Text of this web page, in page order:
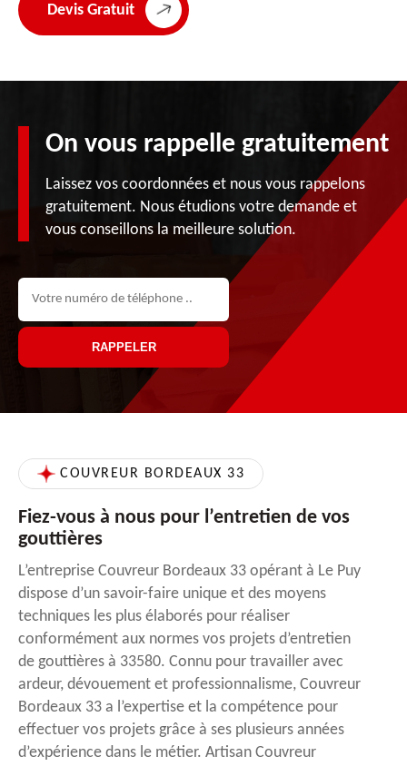
Devis Gratuit
On vous rappelle gratuitement
Laissez vos coordonnées et nous vous rappelons
gratuitement. Nous étudions votre demande et
vous conseillons la meilleure solution.
COUVREUR BORDEAUX 33
Fiez-vous à nous pour l’entretien de vos
gouttières
L’entreprise Couvreur Bordeaux 33 opérant à Le Puy
dispose d’un savoir-faire unique et des moyens
techniques les plus élaborés pour réaliser
conformément aux normes vos projets d’entretien
de gouttières à 33580. Connu pour travailler avec
ardeur, dévouement et professionnalisme, Couvreur
Bordeaux 33 a l’expertise et la compétence pour
effectuer vos projets grâce à ses plusieurs années
d’expérience dans le métier. Artisan Couvreur